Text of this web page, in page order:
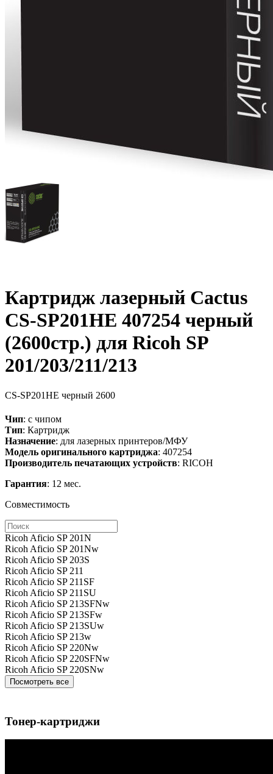
Картридж лазерный Cactus
CS-SP201HE 407254 черный
(2600стр.) для Ricoh SP
201/203/211/213
CS-SP201HE черный 2600
Чип: с чипом
Тип: Картридж
Назначение: для лазерных принтеров/МФУ
Модель оригинального картриджа: 407254
Производитель печатающих устройств: RICOH
Гарантия: 12 мес.
Совместимость
Ricoh Aficio SP 201N
Ricoh Aficio SP 201Nw
Ricoh Aficio SP 203S
Ricoh Aficio SP 211
Ricoh Aficio SP 211SF
Ricoh Aficio SP 211SU
Ricoh Aficio SP 213SFNw
Ricoh Aficio SP 213SFw
Ricoh Aficio SP 213SUw
Ricoh Aficio SP 213w
Ricoh Aficio SP 220Nw
Ricoh Aficio SP 220SFNw
Ricoh Aficio SP 220SNw
Посмотреть все
Тонер-картриджи